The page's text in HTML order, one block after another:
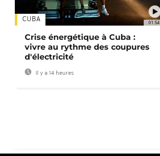
01:54
CUBA
Crise énergétique à Cuba :
vivre au rythme des coupures
d'électricité
Il y a 14 heures